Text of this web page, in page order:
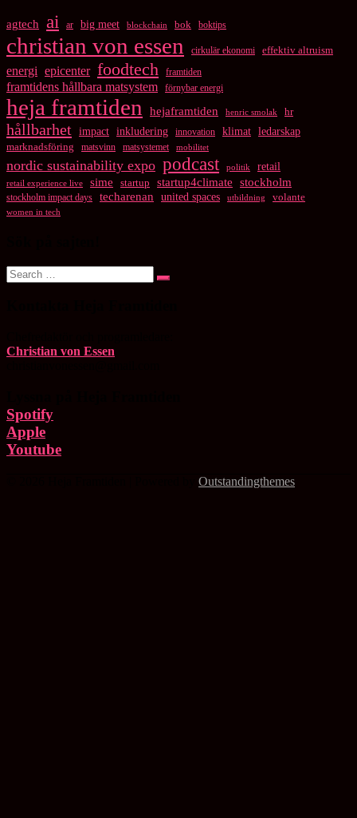
agtech ai ar big meet blockchain bok boktips
christian von essen cirkulär ekonomi effektiv altruism
energi epicenter foodtech framtiden
framtidens hållbara matsystem förnybar energi
heja framtiden hejaframtiden henric smolak hr
hållbarhet impact inkludering innovation klimat ledarskap
marknadsföring matsvinn matsystemet mobilitet
nordic sustainability expo podcast politik retail
retail experience live sime startup startup4climate stockholm
stockholm impact days techarenan united spaces utbildning volante
women in tech
Search
for:
Search
Christian von Essen
Spotify
Apple
Youtube
Outstandingthemes